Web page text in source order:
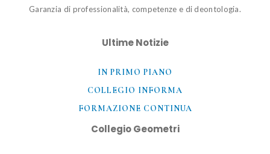
Garanzia di professionalità, competenze e di deontologia.
Ultime Notizie
IN PRIMO PIANO
COLLEGIO INFORMA
FORMAZIONE CONTINUA
Collegio Geometri